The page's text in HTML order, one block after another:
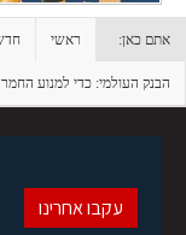
אתם כאן: ראשי
הבנק העולמי: כדי למנוע
עקבו אחרינו